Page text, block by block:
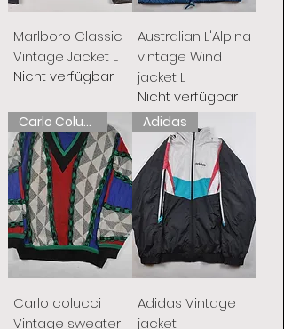
Marlboro Classic
Vintage Jacket L
Nicht verfügbar
Australian L'Alpina
vintage Wind
jacket L
Nicht verfügbar
Carlo Colucci
Carlo colucci
Vintage sweater
Adidas
Adidas Vintage
jacket